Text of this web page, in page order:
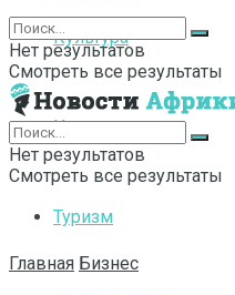
Культура
Интернет
Туризм
Нет результатов
Смотреть все результаты
Нет результатов
Смотреть все результаты
Главная Бизнес